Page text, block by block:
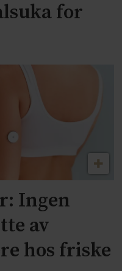
for
Ingen
av
hos friske